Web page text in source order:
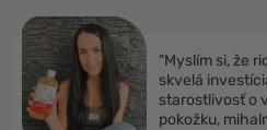
"Myslím si, že
skvelá
starostlivosť o
pokožku,